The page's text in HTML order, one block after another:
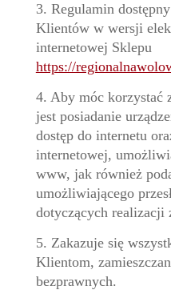
3. Regulamin
Klientów w wersji
internetowej Sklepu
https://
4. Aby móc korzystać
jest posiadanie
dostęp do internetu
internetowej,
www, jak również
umożliwiającego
dotyczących realizacji
5. Zakazuje się
Klientom,
bezprawnych.